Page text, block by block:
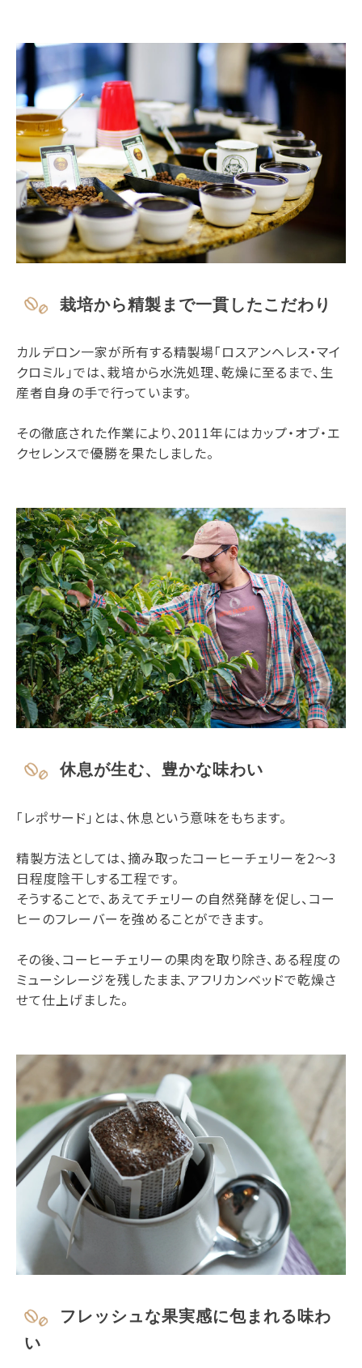
栽培から精製まで一貫したこだわり
カルデロン一家が所有する精製場「ロスアンヘレス・マイ
クロミル」では、栽培から水洗処理、乾燥に至るまで、生
産者自身の手で行っています。
その徹底された作業により、2011年にはカップ・オブ・エ
クセレンスで優勝を果たしました。
休息が生む、豊かな味わい
「レポサード」とは、休息という意味をもちます。
精製方法としては、摘み取ったコーヒーチェリーを2～3
日程度陰干しする工程です。
そうすることで、あえてチェリーの自然発酵を促し、コー
ヒーのフレーバーを強めることができます。
その後、コーヒーチェリーの果肉を取り除き、ある程度の
ミューシレージを残したまま、アフリカンベッドで乾燥さ
せて仕上げました。
フレッシュな果実感に包まれる味わ
い